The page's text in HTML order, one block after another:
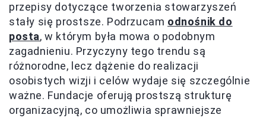
przepisy dotyczące tworzenia stowarzyszeń
stały się prostsze. Podrzucam odnośnik do
posta, w którym była mowa o podobnym
zagadnieniu. Przyczyny tego trendu są
różnorodne, lecz dążenie do realizacji
osobistych wizji i celów wydaje się szczególnie
ważne. Fundacje oferują prostszą strukturę
organizacyjną, co umożliwia sprawniejsze